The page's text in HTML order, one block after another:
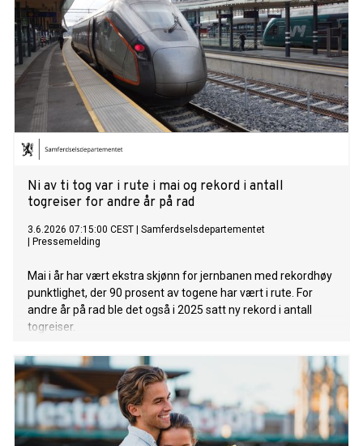
Ni av ti tog var i rute i mai og rekord i antall
togreiser for andre år på rad
3.6.2026 07:15:00 CEST
Samferdselsdepartementet
Pressemelding
Mai i år har vært ekstra skjønn for jernbanen med rekordhøy
punktlighet, der 90 prosent av togene har vært i rute. For
andre år på rad ble det også i 2025 satt ny rekord i antall
togreiser.